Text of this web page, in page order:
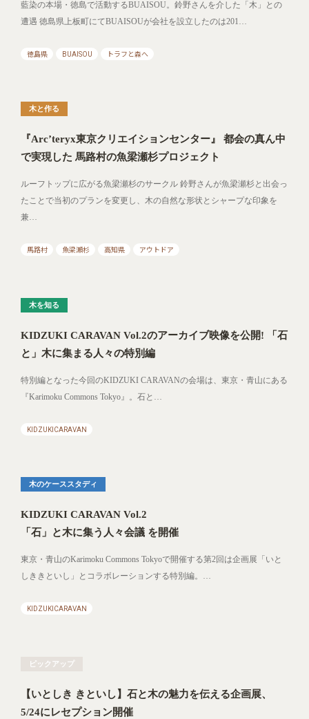
藍染の本場・徳島で活動するBUAISOU。鈴野さんを介した「木」との
遭遇 徳島県上板町にてBUAISOUが会社を設立したのは201…
徳島県 BUAISOU トラフと森へ
木と作る
『Arc’teryx東京クリエイションセンター』 都会の真ん中
で実現した 馬路村の魚梁瀬杉プロジェクト
ルーフトップに広がる魚梁瀬杉のサークル 鈴野さんが魚梁瀬杉と出会っ
たことで当初のプランを変更し、木の自然な形状とシャープな印象を
兼…
馬路村 魚梁瀬杉 高知県 アウトドア
木を知る
KIDZUKI CARAVAN Vol.2のアーカイブ映像を公開! 「石
と」木に集まる人々の特別編
特別編となった今回のKIDZUKI CARAVANの会場は、東京・青山にある
『Karimoku Commons Tokyo』。石と…
KIDZUKICARAVAN
木のケーススタディ
KIDZUKI CARAVAN Vol.2
「石」と木に集う人々会議 を開催
東京・青山のKarimoku Commons Tokyoで開催する第2回は企画展「いと
しききといし」とコラボレーションする特別編。…
KIDZUKICARAVAN
ピックアップ
【いとしき きといし】石と木の魅力を伝える企画展、
5/24にレセプション開催